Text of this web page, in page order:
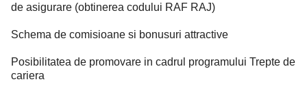
de asigurare (obtinerea codului RAF RAJ)
Schema de comisioane si bonusuri attractive
Posibilitatea de promovare in cadrul programului Trepte de
cariera